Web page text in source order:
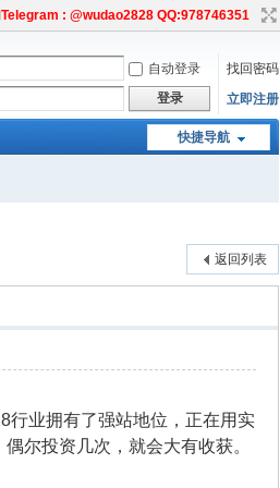
: @wudao2828 QQ:978746351
自动登录
找回密码
登录
立即注册
快捷导航
返回列表
行业拥有了强站地位，正在用实
尔投资几次，就会大有收获。